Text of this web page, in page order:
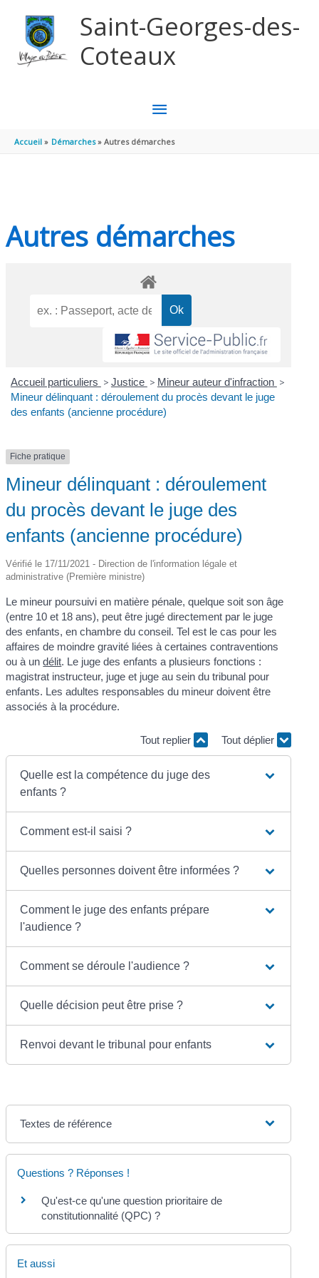
Saint-Georges-des-
Coteaux
MENU
PRINCIPAL
Accueil Démarches Autres démarches
Autres démarches
Accueil particuliers > Justice > Mineur auteur d'infraction >
Mineur délinquant : déroulement du procès devant le juge
des enfants (ancienne procédure)
Fiche pratique
Mineur délinquant : déroulement
du procès devant le juge des
enfants (ancienne procédure)
Vérifié le 17/11/2021 - Direction de l'information légale et
administrative (Première ministre)
Le mineur poursuivi en matière pénale, quelque soit son âge
(entre 10 et 18 ans), peut être jugé directement par le juge
des enfants, en chambre du conseil. Tel est le cas pour les
affaires de moindre gravité liées à certaines contraventions
ou à undélit. Le juge des enfants a plusieurs fonctions :
magistrat instructeur, juge et juge au sein du tribunal pour
enfants. Les adultes responsables du mineur doivent être
associés à la procédure.
Tout replier Tout déplier
Quelle est la compétence du juge des
enfants ?
Comment est-il saisi ?
Quelles personnes doivent être informées ?
Comment le juge des enfants prépare
l'audience ?
Comment se déroule l'audience ?
Quelle décision peut être prise ?
Renvoi devant le tribunal pour enfants
Textes de référence
Questions ? Réponses !
Qu'est-ce qu'une question prioritaire de
constitutionnalité (QPC) ?
Et aussi